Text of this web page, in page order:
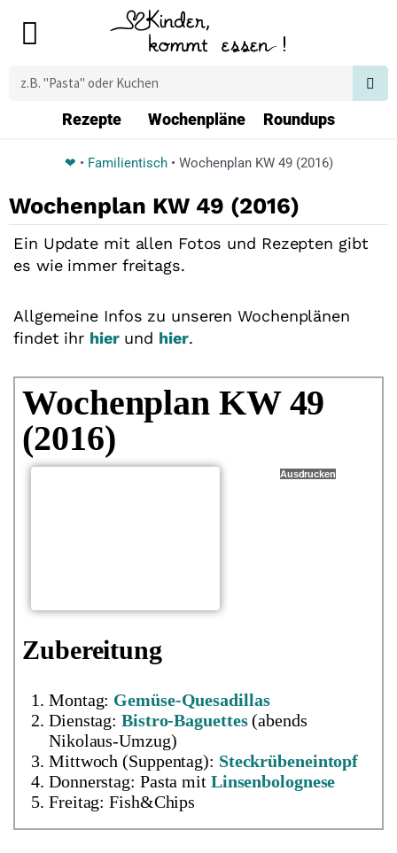
Main
Suche
Rezepte Wochenpläne Roundups
❤ • Familientisch• Wochenplan KW 49 (2016)
Wochenplan KW 49 (2016)
Ein Update mit allen Fotos und Rezepten gibt
es wie immer freitags.
Allgemeine Infos zu unseren Wochenplänen
findet ihr hierund hier.
Wochenplan KW 49
(2016)
Ausdrucken
Zubereitung
Montag: Gemüse-Quesadillas
Dienstag: Bistro-Baguettes(abends
Nikolaus-Umzug)
Mittwoch (Suppentag): Steckrübeneintopf
Donnerstag: Pasta mit Linsenbolognese
Freitag: Fish&Chips